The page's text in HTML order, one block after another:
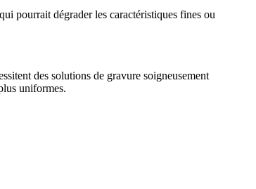
pourrait dégrader les caractéristiques fines ou
des solutions de gravure soigneusement
uniformes.